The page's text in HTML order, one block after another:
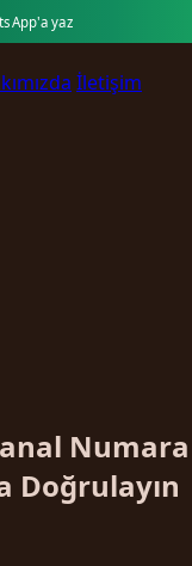
yaz
İletişim
Numara
Doğrulayın